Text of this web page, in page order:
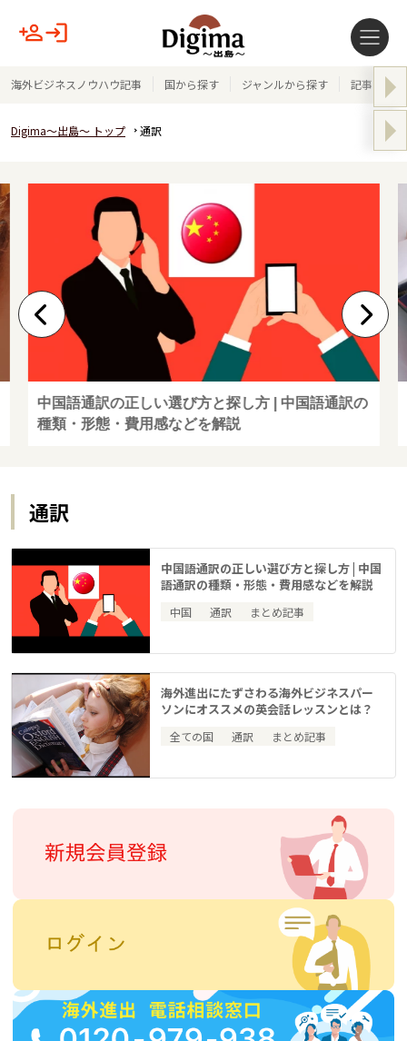
海外ビジネスノウハウ記事 国から探す ジャンルから探す 記事テー
Digima～出島～ トップ 通訳
中国語通訳の正しい選び方と探し方 | 中国語通訳の
種類・形態・費用感などを解説
通訳
中国語通訳の正しい選び方と探し方 | 中国
語通訳の種類・形態・費用感などを解説
中国 通訳 まとめ記事
海外進出にたずさわる海外ビジネスパー
ソンにオススメの英会話レッスンとは？
全ての国 通訳 まとめ記事